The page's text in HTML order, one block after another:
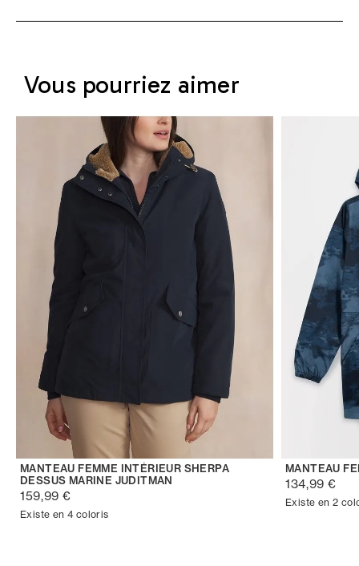
Vous pourriez aimer
MANTEAU FEMME INTÉRIEUR SHERPA
DESSUS MARINE JUDITMAN
159,99 €
Existe en 4 coloris
MANTEAU
134,99 €
Existe en 2